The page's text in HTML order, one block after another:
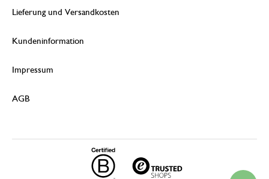
Lieferung und Versandkosten
Kundeninformation
Impressum
AGB